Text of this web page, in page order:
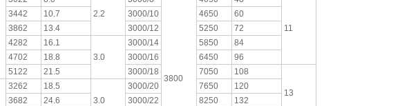
2.2
3800
11
3442 10.7 3000/10 4650
60
3862 13.4 3000/12 5250
72
4282
16.1
3.0
3000/14 5850
84
4702 18.8 3000/16 6450
96
5122 21.5 3000/18 7050 108
13
3262
18.5
3.0
3000/20 7650
120
3682 24.6 3000/22 8250
132